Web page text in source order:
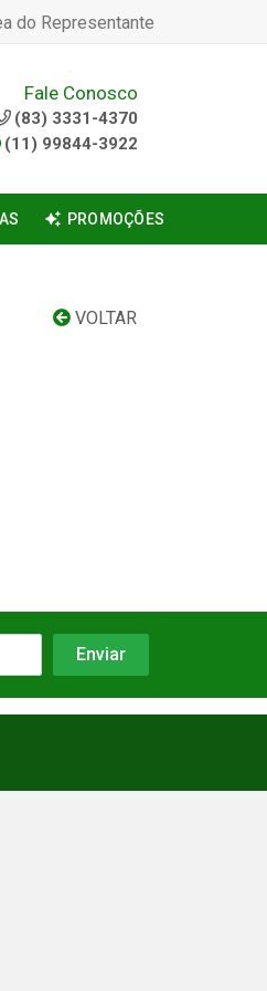
do Representante
Fale Conosco
(83) 3331-4370
(11) 99844-3922
PROMOÇÕES
VOLTAR